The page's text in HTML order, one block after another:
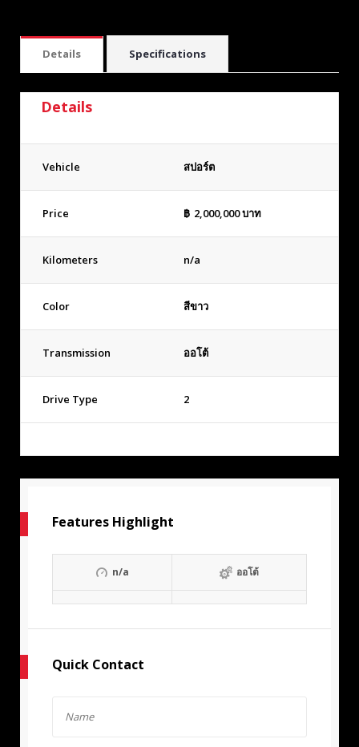
Details Specifications
Details
Vehicle สปอร์ต
Price ฿ 2,000,000บาท
Kilometers n/a
Color สีขาว
Transmission ออโต้
Drive Type 2
Features Highlight
n/a ออโต้
Quick Contact